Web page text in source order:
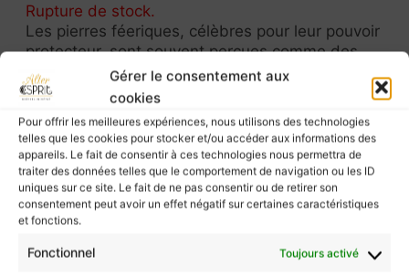
Gérer le consentement aux
cookies
Pour offrir les meilleures expériences, nous utilisons des technologies
telles que les cookies pour stocker et/ou accéder aux informations des
appareils. Le fait de consentir à ces technologies nous permettra de
traiter des données telles que le comportement de navigation ou les ID
uniques sur ce site. Le fait de ne pas consentir ou de retirer son
consentement peut avoir un effet négatif sur certaines caractéristiques
et fonctions.
Fonctionnel Toujours activé
Rupture de stock.
Les pierres féeriques, célèbres pour leur pouvoir
protecteur, sont souvent perçues comme des
gardiennes spirituelles. Utilisées comme
talismans, elles procurent une douceur
associées à l’énergie féminine, représentant leur
délicatesse à travers leurs formes
harmonieusement arrondies.
Provenance : Québec/Canada
Photo contractuelle, vous recevrez la pierre ci-
contre.